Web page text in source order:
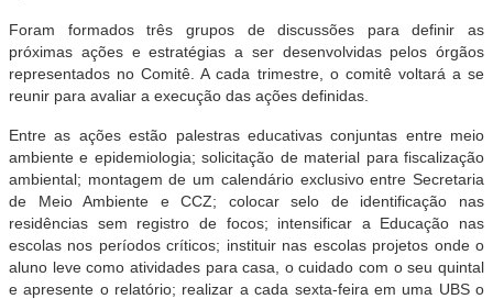
Foram formados três grupos de discussões para definir as
próximas ações e estratégias a ser desenvolvidas pelos órgãos
representados no Comitê. A cada trimestre, o comitê voltará a se
reunir para avaliar a execução das ações definidas.
Entre as ações estão palestras educativas conjuntas entre meio
ambiente e epidemiologia; solicitação de material para fiscalização
ambiental; montagem de um calendário exclusivo entre Secretaria
de Meio Ambiente e CCZ; colocar selo de identificação nas
residências sem registro de focos; intensificar a Educação nas
escolas nos períodos críticos; instituir nas escolas projetos onde o
aluno leve como atividades para casa, o cuidado com o seu quintal
e apresente o relatório; realizar a cada sexta-feira em uma UBS o